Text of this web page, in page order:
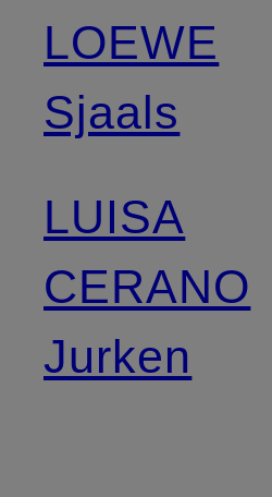
LOEWE
Sjaals
LUISA
CERANO
Jurken